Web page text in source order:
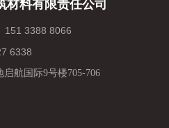
材料有限责任公司
151 3388 8066
6338
航国际9号楼705-706